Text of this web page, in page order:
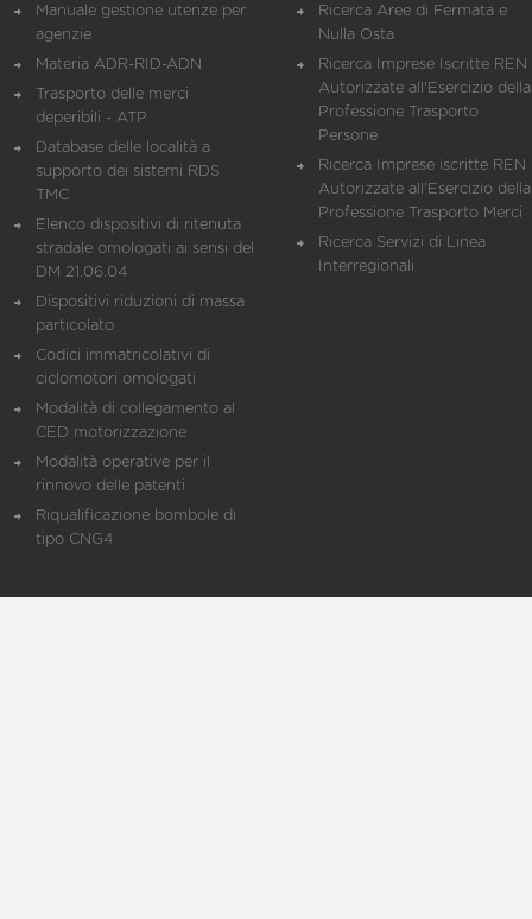
Manuale gestione utenze per
agenzie
Materia ADR-RID-ADN
Trasporto delle merci
deperibili - ATP
Database delle località a
supporto dei sistemi RDS
TMC
Elenco dispositivi di ritenuta
stradale omologati ai sensi del
DM 21.06.04
Dispositivi riduzioni di massa
particolato
Codici immatricolativi di
ciclomotori omologati
Modalità di collegamento al
CED motorizzazione
Modalità operative per il
rinnovo delle patenti
Riqualificazione bombole di
tipo CNG4
Ricerca Aree di Fermata e
Nulla Osta
Ricerca Imprese Iscritte REN
Autorizzate all'Esercizio della
Professione Trasporto
Persone
Ricerca Imprese iscritte REN
Autorizzate all'Esercizio della
Professione Trasporto Merci
Ricerca Servizi di Linea
Interregionali